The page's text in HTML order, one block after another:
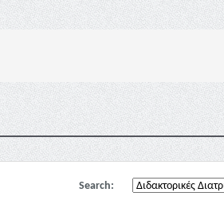
Search: